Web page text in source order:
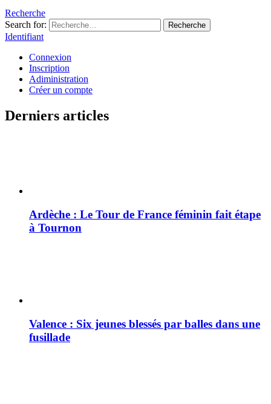
Recherche
Search for:
Recherche
Identifiant
Connexion
Inscription
Adiministration
Créer un compte
Derniers articles
Ardèche : Le Tour de France féminin fait étape
à Tournon
Valence : Six jeunes blessés par balles dans une
fusillade